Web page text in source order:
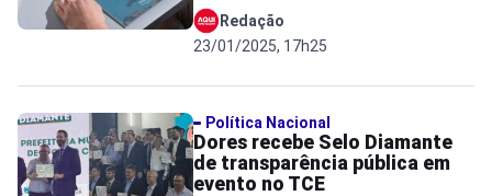
Redação
23/01/2025, 17h25
Política Nacional
Dores recebe Selo Diamante
de transparência pública em
evento no TCE